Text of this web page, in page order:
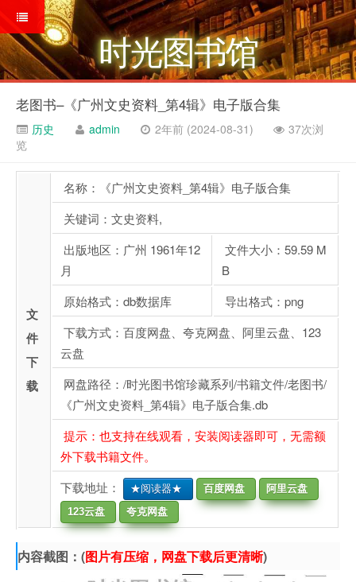
时光图书馆
老图书–《广州文史资料_第4辑》电子版合集
历史 admin 2年前 (2024-08-31)
37次浏
览
文
件
下
载
名称：《广州文史资料_第4辑》电子版合集
关键词：文史资料,
出版地区：广州 1961年12
月
文件大小：59.59 M
B
原始格式：db数据库
导出格式：png
下载方式：百度网盘、夸克网盘、阿里云盘、123
云盘
网盘路径：/时光图书馆珍藏系列/书籍文件/老图书/
《广州文史资料_第4辑》电子版合集.db
提示：也支持在线观看，安装阅读器即可，无需额
外下载书籍文件。
下载地址：
★阅读器★ 百度网盘
阿里云盘
123云盘
夸克网盘
内容截图：(图片有压缩，网盘下载后更清晰)